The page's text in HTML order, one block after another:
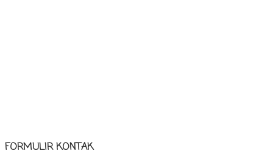
FORMULIR KONTAK